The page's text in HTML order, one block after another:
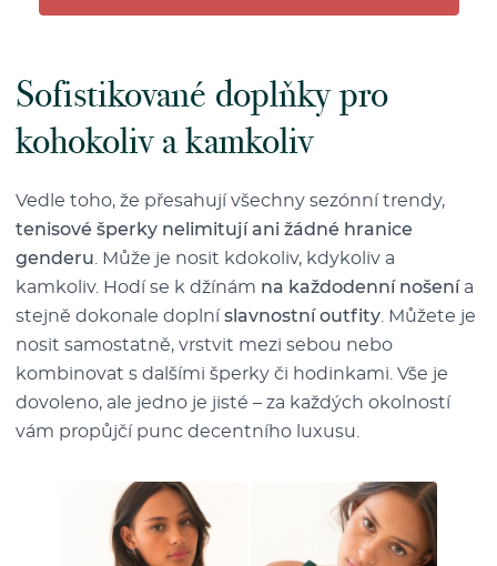
Sofistikované doplňky pro
kohokoliv a kamkoliv
Vedle toho, že přesahují všechny sezónní trendy,
tenisové šperky nelimitují ani žádné hranice
genderu. Může je nosit kdokoliv, kdykoliv a
kamkoliv. Hodí se k džínám na každodenní nošení a
stejně dokonale doplní slavnostní outfity. Můžete je
nosit samostatně, vrstvit mezi sebou nebo
kombinovat s dalšími šperky či hodinkami. Vše je
dovoleno, ale jedno je jisté – za každých okolností
vám propůjčí punc decentního luxusu.